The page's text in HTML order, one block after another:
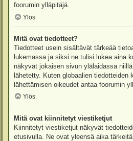
foorumin ylläpitäjä.
Ylös
Mitä ovat tiedotteet?
Tiedotteet usein sisältävät tärkeää
lukemassa ja siksi ne tulisi lukea aina
näkyvät jokaisen sivun ylälaidassa
lähetetty. Kuten globaalien tiedotteiden
lähettämisen oikeudet antaa foorumin
Ylös
Mitä ovat kiinnitetyt viestiketjut
Kiinnitetyt viestiketjut näkyvät
etusivulla. Ne ovat yleensä aika